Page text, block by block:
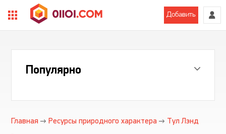
Добавить
Популярно
Главная Ресурсы природного характера Тул Лэнд